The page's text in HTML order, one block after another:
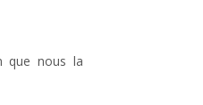
que nous la